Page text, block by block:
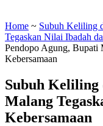
Home ~ Subuh Keliling
Tegaskan Nilai Ibadah
Pendopo Agung, Bupati
Kebersamaan
Subuh Keliling
Malang
Kebersamaan